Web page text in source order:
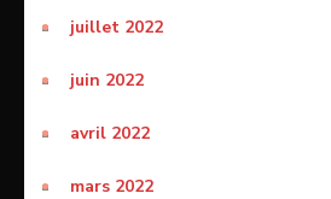
juillet 2022
juin 2022
avril 2022
mars 2022